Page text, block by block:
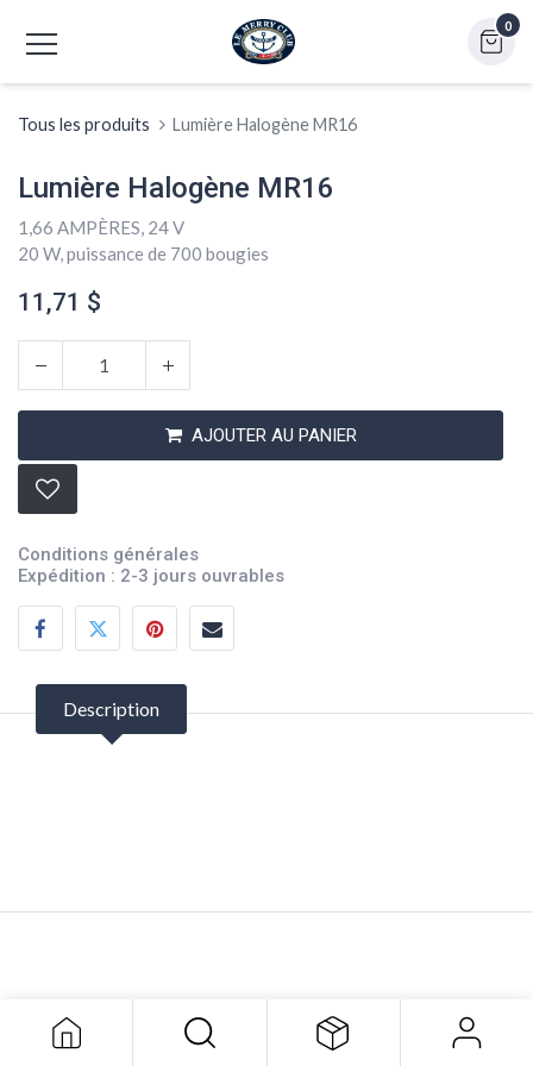
0
Tous les produits Lumière Halogène MR16
Lumière Halogène MR16
1,66 AMPÈRES, 24 V
20 W, puissance de 700 bougies
11,71 $
AJOUTER AU PANIER
Conditions générales
Expédition : 2-3 jours ouvrables
Description